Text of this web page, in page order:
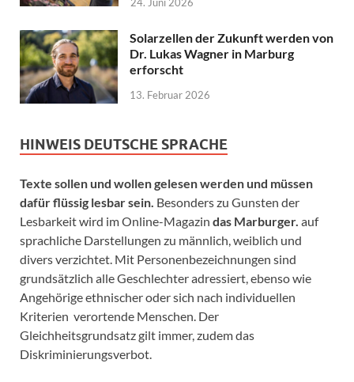
24. Juni 2026
Solarzellen der Zukunft werden von
Dr. Lukas Wagner in Marburg
erforscht
13. Februar 2026
HINWEIS DEUTSCHE SPRACHE
Texte sollen und wollen gelesen werden und müssen
dafür flüssig lesbar sein. Besonders zu Gunsten der
Lesbarkeit wird im Online-Magazin das Marburger. auf
sprachliche Darstellungen zu männlich, weiblich und
divers verzichtet. Mit Personenbezeichnungen sind
grundsätzlich alle Geschlechter adressiert, ebenso wie
Angehörige ethnischer oder sich nach individuellen
Kriterien verortende Menschen. Der
Gleichheitsgrundsatz gilt immer, zudem das
Diskriminierungsverbot.